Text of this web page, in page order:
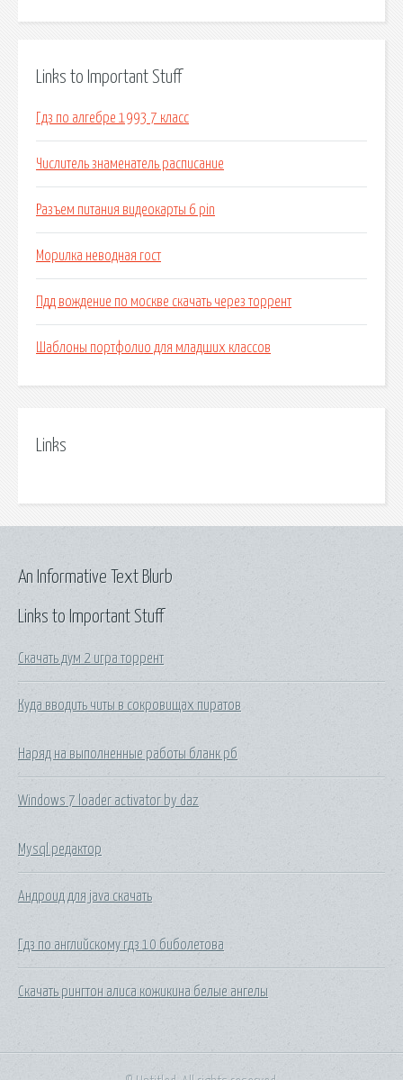
Links to Important Stuff
Гдз по алгебре 1993 7 класс
Числитель знаменатель расписание
Разъем питания видеокарты 6 pin
Морилка неводная гост
Пдд вождение по москве скачать через торрент
Шаблоны портфолио для младших классов
Links
Links to Important Stuff
Скачать дум 2 игра торрент
Куда вводить читы в сокровищах пиратов
Наряд на выполненные работы бланк рб
Windows 7 loader activator by daz
Mysql редактор
Андроид для java скачать
Гдз по английскому гдз 10 биболетова
Скачать рингтон алиса кожикина белые ангелы
An Informative Text Blurb